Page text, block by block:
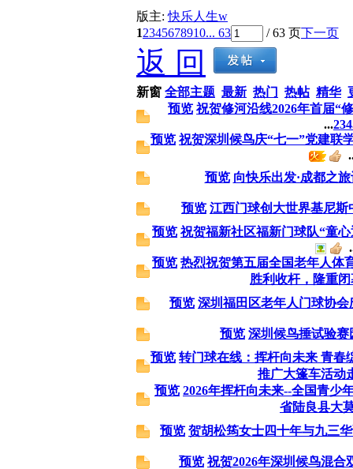
版主:快乐人生w
12345678910... 63 / 63 页下一页
返 回
新窗 全部主题 最新 热门 热帖 精华
预览 祝贺修河沿线2026年首届“
...234
预览 祝贺深圳候鸟庆“七一”党建联
预览 向快乐出发·成都之
预览 江西门球创大世界基尼斯
预览 祝贺福新社区福新门球队“童
预览 热烈祝贺第五届全国老年人体
胜利收杆，隆重
预览 深圳福田区老年人门球协
预览 深圳候鸟捶试验赛
预览 转门球在线：挥杆向未来 青
推广大篷车活动
预览 2026年挥杆向未来--全国青少
省陆良县大
预览 贺胡松筠女士四十年与九三
预览 祝贺2026年深圳候鸟混合